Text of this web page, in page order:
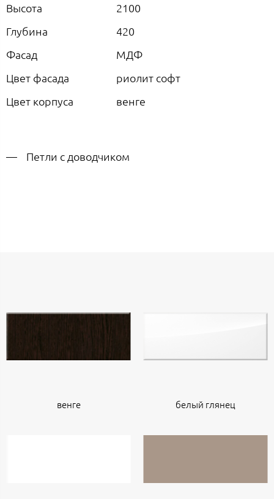
Высота
2100
Глубина
420
Фасад
МДФ
Цвет фасада
риолит софт
Цвет корпуса
венге
Петли с доводчиком
венге белый глянец